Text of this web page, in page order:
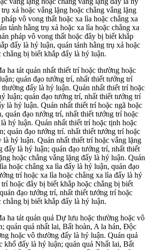
xả hoặc vắng lặng hoặc chẳng vắng lặng
vô vong thất hoặc xa lìa hoặc chẳng xa
tánh hằng trụ xả hoặc xa lìa hoặc chẳng xa
pháp vô vong thất hoặc đây bị biết khắp
đấy là hý luận, quán tánh hằng trụ xả hoặc
chẳng bị biết khắp đấy là hý luận.
ha tát quán nhất thiết trí hoặc thường hoặc
quán đạo tướng trí, nhất thiết tướng trí
đấy là hý luận. Quán nhất thiết trí hoặc
luận; quán đạo tướng trí, nhất thiết tướng trí
là hý luận. Quán nhất thiết trí hoặc ngã hoặc
quán đạo tướng trí, nhất thiết tướng trí hoặc
hý luận. Quán nhất thiết trí hoặc tịnh hoặc
quán đạo tướng trí. nhất thiết tướng trí hoặc
là hý luận. Quán nhất thiết trí hoặc vắng lặng
đấy là hý luận; quán đạo tướng trí, nhất thiết
hoặc chẳng vắng lặng đấy là hý luận. Quán
hoặc chẳng xa lìa đấy là hý luận, quán đạo
trí hoặc xa lìa hoặc chẳng xa lìa đấy là hý
hoặc đây bị biết khắp hoặc chẳng bị biết
đạo tướng trí, nhất thiết tướng trí hoặc
chẳng bị biết khắp đấy là hý luận.
ha tát quán quả Dự lưu hoặc thường hoặc vô
quán quả nhất lai, Bất hoàn, A la hán, Độc
hoặc vô thường đấy là hý luận. Quán quả
khổ đấy là hý luận; quán quả Nhất lai, Bất